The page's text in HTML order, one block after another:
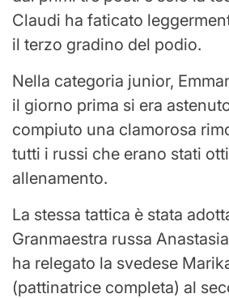
Claudi ha faticato
il terzo gradino del podio.
Nella categoria junior,
il giorno prima si era
compiuto una clamorosa
tutti i russi che erano stati
allenamento.
La stessa tattica è stata
Granmaestra russa
ha relegato la svedese
(pattinatrice completa) al